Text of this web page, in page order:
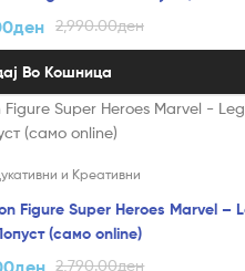
2,990.00ден
ден
Во Кошница
и Креативни
Figure Super Heroes Marvel –
(само online)
2,790.00ден